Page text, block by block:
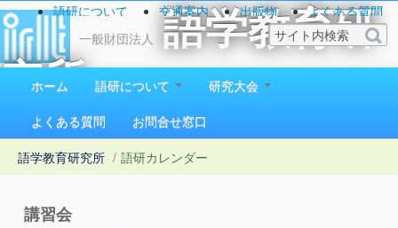
一般財団法人
語学教育研
究所
1923（大正12）年創立
語研について 交通案内 出版物
よくある質問
お問い合わせ
ホーム 語研について
研究大会
よくある質問
お問合せ窓口
語学教育研究所 / 語研カレンダー
講習会